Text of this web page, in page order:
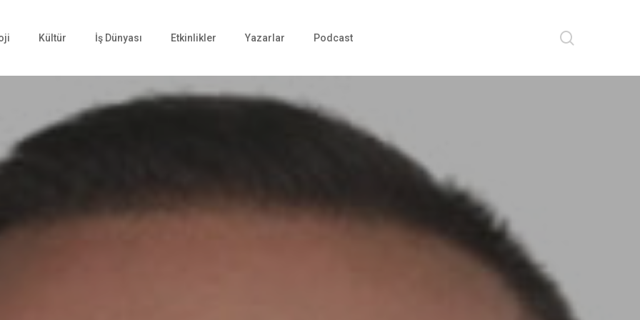
Kültür İş Dünyası Etkinlikler Yazarlar Podcast